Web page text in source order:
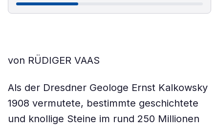
von RÜDIGER VAAS
Als der Dresdner Geologe Ernst Kalkowsky
1908 vermutete, bestimmte geschichtete
und knollige Steine im rund 250 Millionen